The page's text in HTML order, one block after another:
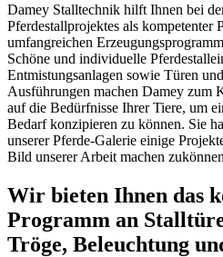
Damey Stalltechnik hilft Ihnen bei
Pferdestallprojektes als kompetenter
umfangreichen
Schöne und individuelle
Entmistungsanlagen sowie Türen
Ausführungen machen Damey zum
auf die Bedürfnisse Ihrer Tiere, um
Bedarf konzipieren zu können. Sie
unserer Pferde-Galerie einige
Bild unserer Arbeit machen
Wir bieten Ihnen das
Programm an
Tröge, Beleuchtung